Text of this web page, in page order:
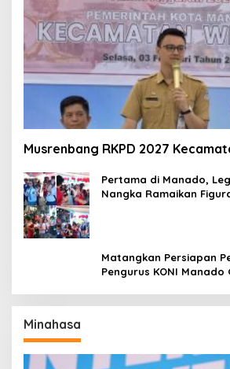
Musrenbang RKPD 2027
Pertama di Manado,
Nangka Ramaikan
Matangkan Persiapan
Pengurus KONI
Minahasa